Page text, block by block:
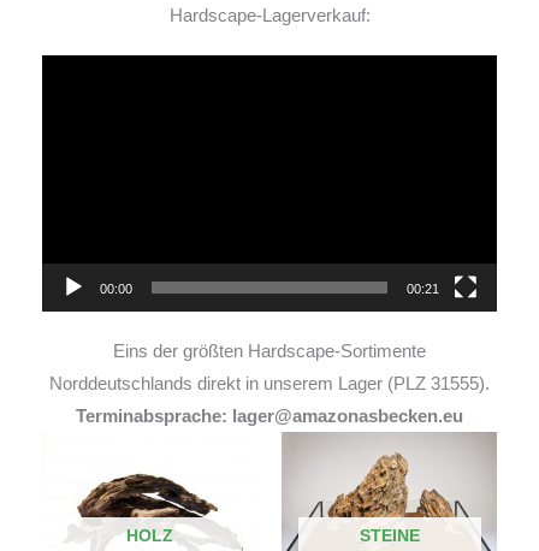
Hardscape-Lagerverkauf:
00:00 00:21
Eins der größten Hardscape-Sortimente
Norddeutschlands direkt in unserem Lager (PLZ 31555).
Terminabsprache: lager@amazonasbecken.eu
HOLZ STEINE